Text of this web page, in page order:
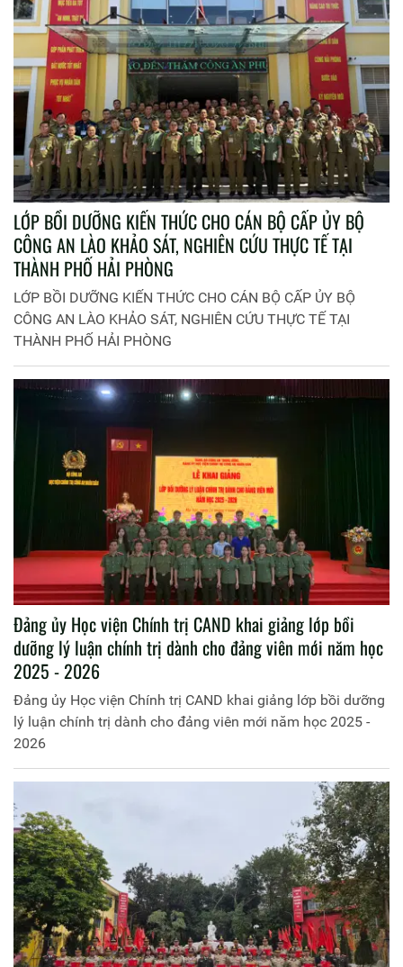
LỚP BỒI DƯỠNG KIẾN THỨC CHO CÁN BỘ CẤP ỦY BỘ
CÔNG AN LÀO KHẢO SÁT, NGHIÊN CỨU THỰC TẾ TẠI
THÀNH PHỐ HẢI PHÒNG
LỚP BỒI DƯỠNG KIẾN THỨC CHO CÁN BỘ CẤP ỦY BỘ
CÔNG AN LÀO KHẢO SÁT, NGHIÊN CỨU THỰC TẾ TẠI
THÀNH PHỐ HẢI PHÒNG
Đảng ủy Học viện Chính trị CAND khai giảng lớp bồi
dưỡng lý luận chính trị dành cho đảng viên mới năm học
2025 - 2026
Đảng ủy Học viện Chính trị CAND khai giảng lớp bồi dưỡng
lý luận chính trị dành cho đảng viên mới năm học 2025 -
2026